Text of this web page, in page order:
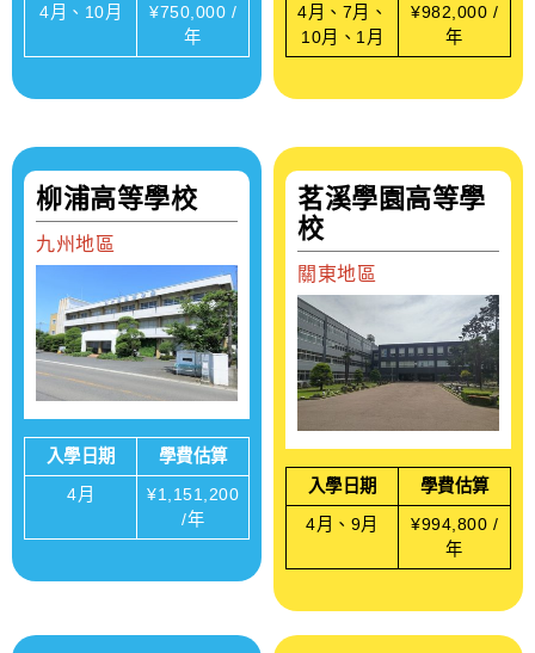
4月、10月
¥750,000 /
年
4月、7月、
10月、1月
¥982,000 /
年
柳浦高等學校
九州地區
入學日期
學費估算
4月
¥1,151,200
/年
茗溪學園高等學
校
關東地區
入學日期
學費估算
4月、9月
¥994,800 /
年